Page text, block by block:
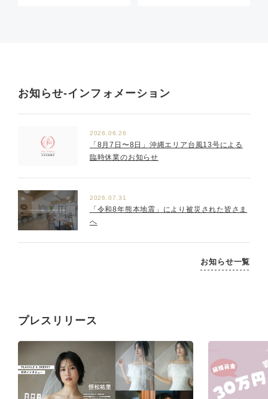
お知らせ-インフォメーション
2026.06.26
「8月7日〜8日」沖縄エリア台風13号による
臨時休業のお知らせ
2026.07.31
「令和8年熊本地震」により被災された皆さま
へ
お知らせ一覧
プレスリリース